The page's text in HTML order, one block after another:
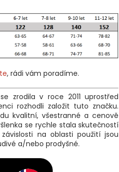
, rádi vám poradíme.
se zrodila v roce 2011 uprostřed
rozhodli založit tuto značku.
kvalitní, všestranné a cenově
se rychle stala skutečností
na oblasti použití jsou
a/nebo prodyšné.